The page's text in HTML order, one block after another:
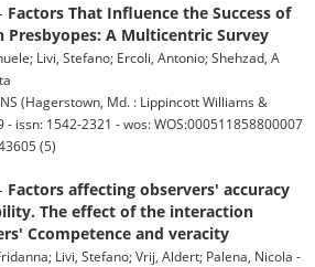
Factors That Influence the Success of
Presbyopes: A Multicentric Survey
Livi, Stefano; Ercoli, Antonio; Shehzad, A
(Hagerstown, Md. : Lippincott Williams &
- issn: 1542-2321 - wos: WOS:000511858800007
(5)
Factors affecting observers' accuracy
The effect of the interaction
Ccompetence and veracity
Livi, Stefano; Vrij, Aldert; Palena, Nicola -